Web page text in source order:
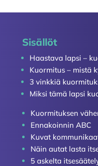
Sisällöt
Haastava lapsi –
Kuormitus – mistä
3 vinkkiä
Miksi tämä lapsi
Kuormituksen
Ennakoinnin ABC
Kuvat
Näin autat lasta
5 askelta